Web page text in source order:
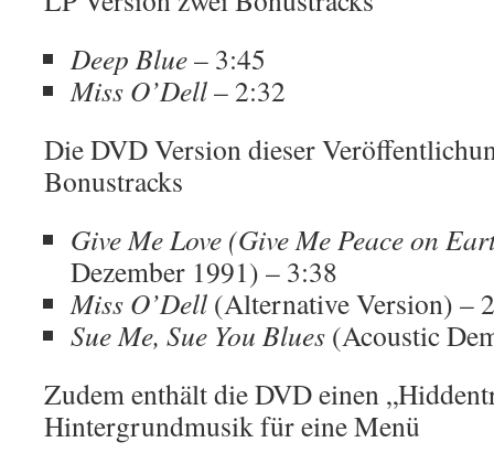
Deep Blue– 3:45
Miss O’Dell– 2:32
Die DVD Version dieser
Bonustracks
Give Me Love (Give Me Peace on
Dezember 1991) – 3:38
Miss O’Dell (Alternative Version) –
Sue Me, Sue You Blues (Acoustic
Zudem enthält die DVD einen
Hintergrundmusik für eine Menü